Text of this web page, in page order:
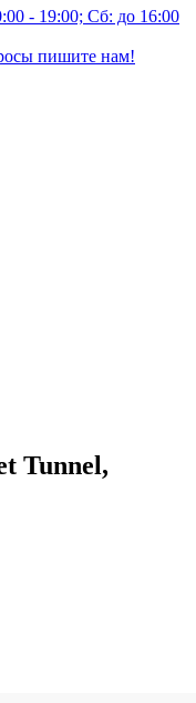
- 19:00; Сб: до 16:00
пишите нам!
Tunnel,